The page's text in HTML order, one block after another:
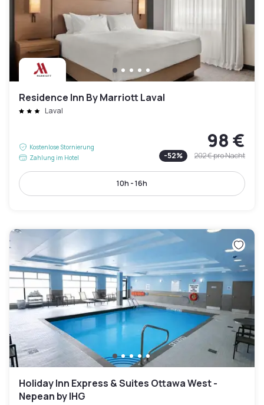
Residence Inn By Marriott Laval
Laval
Kostenlose Stornierung
Zahlung im Hotel
98 €
-52% 202 €pro Nacht
10h - 16h
Holiday Inn Express & Suites Ottawa West -
Nepean by IHG